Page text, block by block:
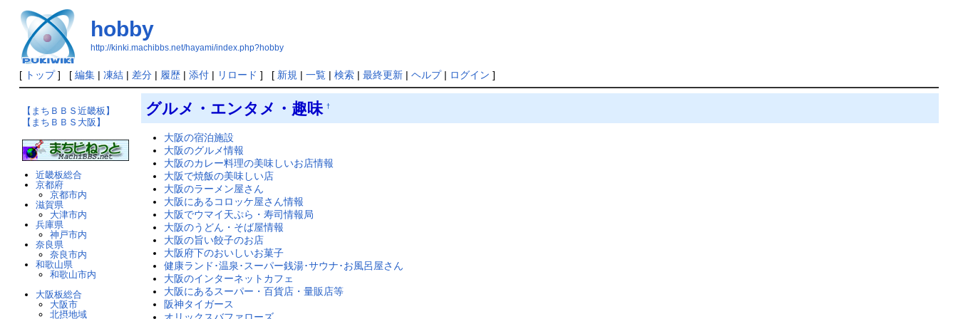
hobby
http://kinki.machibbs.net/hayami/index.php?hobby
[ トップ] [ 編集| 凍結| 差分| 履歴| 添付| リロード ] [ 新規 | 一覧| 検索| 最終更新| ヘルプ| ログイン ]
グルメ・エンタメ・趣味 †
大阪の宿泊施設
大阪のグルメ情報
大阪のカレー料理の美味しいお店情報
大阪で焼飯の美味しい店
大阪のラーメン屋さん
大阪にあるコロッケ屋さん情報
大阪でウマイ天ぷら・寿司情報局
大阪のうどん・そば屋情報
大阪の旨い餃子のお店
大阪府下のおいしいお菓子
健康ランド･温泉･スーパー銭湯･サウナ･お風呂屋さん
大阪のインターネットカフェ
大阪にあるスーパー・百貨店・量販店等
阪神タイガース
【まちＢＢＳ近畿板】
【まちＢＢＳ大阪】
近畿板総合
京都府
京都市内
滋賀県
大津市内
兵庫県
神戸市内
奈良県
奈良市内
和歌山県
和歌山市内
大阪板総合
大阪市
北摂地域